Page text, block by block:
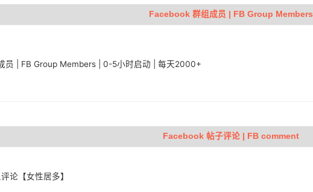
Facebook 群组成员 | FB Group Members
员 | FB Group Members | 0-5小时启动 | 每天2000+
Facebook 帖子评论 | FB comment
论【女性居多】